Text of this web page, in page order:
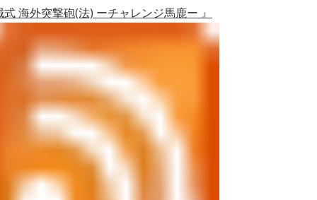
式 海外突撃砲(法) ーチャレンジ馬鹿ー 』